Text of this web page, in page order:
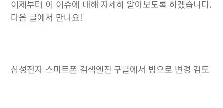
이제부터 이 이슈에 대해 자세히 알아보도록 하겠습니다.
다음 글에서 만나요!
삼성전자 스마트폰 검색엔진 구글에서 빙으로 변경 검토